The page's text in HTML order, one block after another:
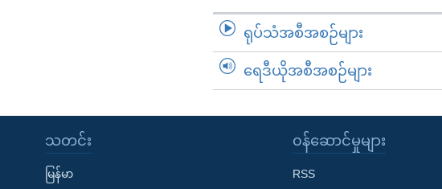
ရုပ်သံအစီအစဉ်များ
ရေဒီယိုအစီအစဉ်များ
သတင်း
မြန်မာ
၀န်ဆောင်မှုများ
RSS